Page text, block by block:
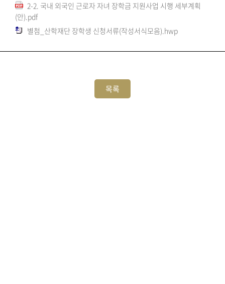
2-2. 국내 외국인 근로자 자녀 장학금 지원사업 시행 세부계획
(안).pdf
별첨_산학재단 장학생 신청서류(작성서식모음).hwp